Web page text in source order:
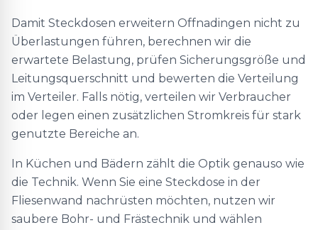
Damit Steckdosen erweitern Offnadingen nicht zu
Überlastungen führen, berechnen wir die
erwartete Belastung, prüfen Sicherungsgröße und
Leitungsquerschnitt und bewerten die Verteilung
im Verteiler. Falls nötig, verteilen wir Verbraucher
oder legen einen zusätzlichen Stromkreis für stark
genutzte Bereiche an.
In Küchen und Bädern zählt die Optik genauso wie
die Technik. Wenn Sie eine Steckdose in der
Fliesenwand nachrüsten möchten, nutzen wir
saubere Bohr- und Frästechnik und wählen